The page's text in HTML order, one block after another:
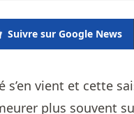
Suivre sur Google News
s’en vient et cette
plus souvent